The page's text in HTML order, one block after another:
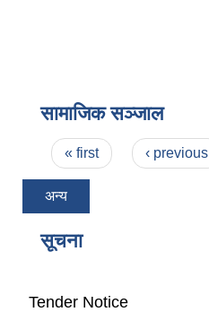
सामाजिक सञ्जाल
Pages
« first ‹ previous
अन्य
सूचना
Tender Notice